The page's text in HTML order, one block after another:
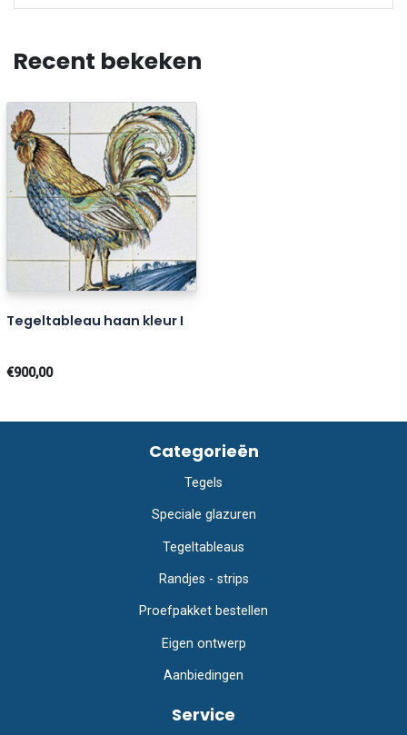
Recent bekeken
Tegeltableau haan kleur I
€900,00
Categorieën
Tegels
Speciale glazuren
Tegeltableaus
Randjes - strips
Proefpakket bestellen
Eigen ontwerp
Aanbiedingen
Service